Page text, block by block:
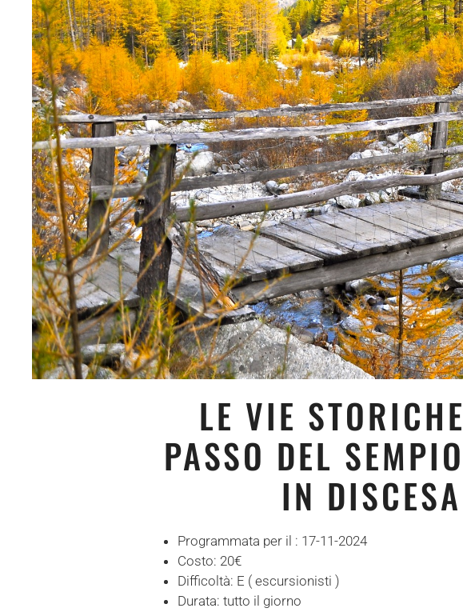
LE VIE
PASSO DEL
IN
Programmata per il : 17-11-2024
Costo: 20€
Difficoltà: E ( escursionisti )
Durata: tutto il giorno